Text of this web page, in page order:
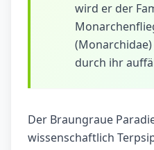
wird er der
durch ihr
Der Braungraue
wissenschaftlich